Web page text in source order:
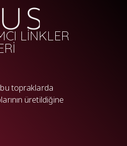
LİNKLER
topraklarda
üretildiğine